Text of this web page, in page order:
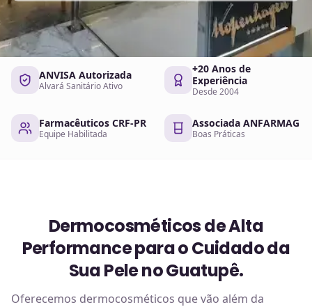
ANVISA Autorizada
Alvará Sanitário Ativo
+20 Anos de
Experiência
Desde 2004
Farmacêuticos CRF-PR
Equipe Habilitada
Associada ANFARMAG
Boas Práticas
Dermocosméticos de Alta
Performance para o Cuidado da
Sua Pele no Guatupê.
Oferecemos dermocosméticos que vão além da